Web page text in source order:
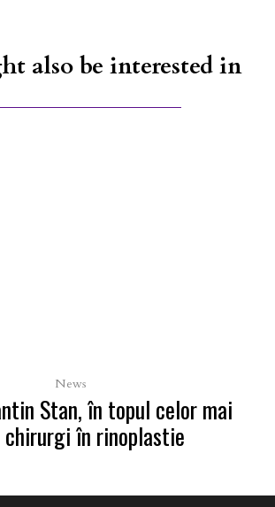
also be interested in
News
Stan, în topul celor mai
chirurgi în rinoplastie